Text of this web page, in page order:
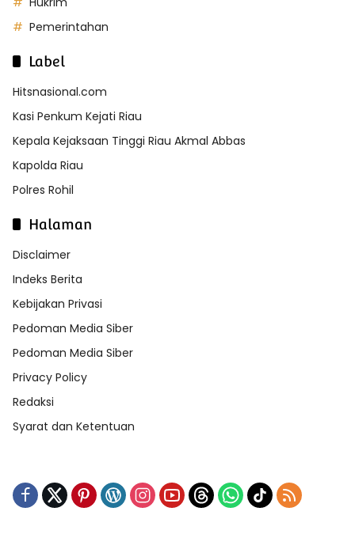
Pemerintahan
Label
Hitsnasional.com
Kasi Penkum Kejati Riau
Kepala Kejaksaan Tinggi Riau Akmal Abbas
Kapolda Riau
Polres Rohil
Halaman
Disclaimer
Indeks Berita
Kebijakan Privasi
Pedoman Media Siber
Pedoman Media Siber
Privacy Policy
Redaksi
Syarat dan Ketentuan